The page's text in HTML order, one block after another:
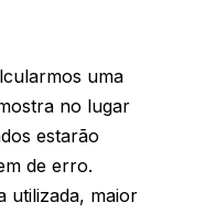
uma
no lugar
estarão
de erro.
utilizada, maior